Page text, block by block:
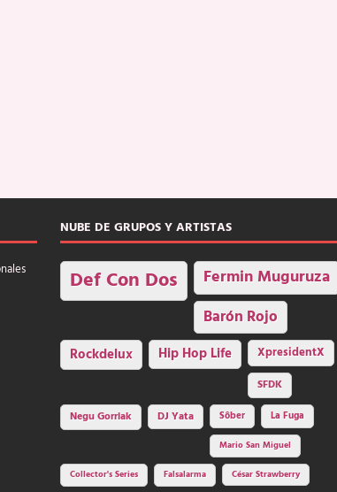
NUBE DE GRUPOS Y ARTISTAS
Def Con Dos Fermin Muguruza
Barón Rojo
Rockdelux Hip Hop Life
XpresidentX
SFDK
Negu Gorriak
DJ Yata Sôber
La Fuga
Mario San Miguel
Collector's Series
Falsalarma César Strawberry